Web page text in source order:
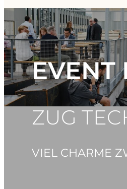
EVENT
ZUG
VIEL CHARME